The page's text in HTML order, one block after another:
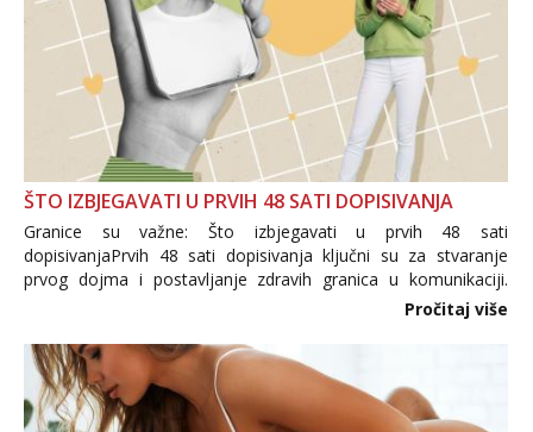
ŠTO IZBJEGAVATI U PRVIH 48 SATI DOPISIVANJA
Granice su važne: Što izbjegavati u prvih 48 sati
dopisivanjaPrvih 48 sati dopisivanja ključni su za stvaranje
prvog dojma i postavljanje zdravih granica u komunikaciji.
Važno je izbjeći prebrzo otkrivanje osobnih ili intimnih
povjerenje. Takođe...
Pročitaj više